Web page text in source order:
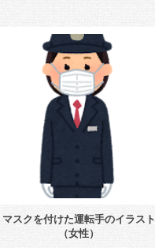
マスクを付けた運転手のイラスト
（女性）